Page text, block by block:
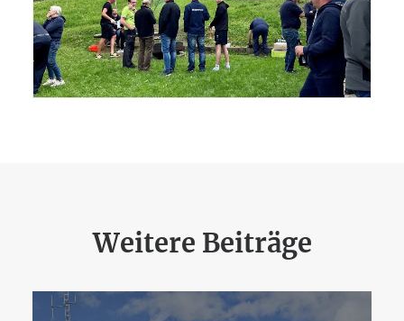
Weitere Beiträge